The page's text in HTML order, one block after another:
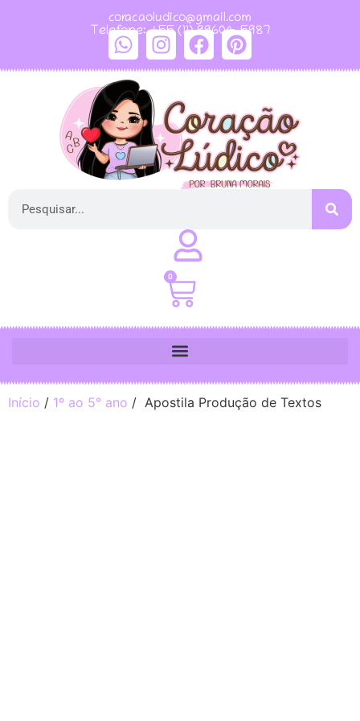
coracaoludico@gmail.com
Telefone: +55 (11) 99604-5987
0
Início / 1º ao 5° ano / Apostila Produção de Textos